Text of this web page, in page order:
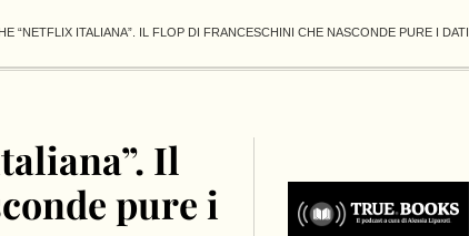
“NETFLIX ITALIANA”. IL FLOP DI FRANCESCHINI CHE NASCONDE PURE I DATI
Il
pure i